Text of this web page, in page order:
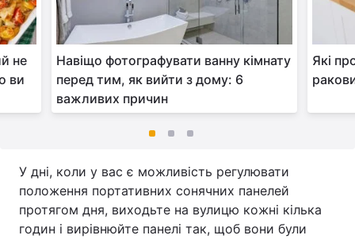
не
ви
Навіщо фотографувати ванну кімнату
перед тим, як вийти з дому: 6
важливих причин
Які
У дні, коли у вас є можливість регулювати
положення портативних сонячних панелей
протягом дня, виходьте на вулицю кожні кілька
годин і вирівнюйте панелі так, щоб вони були